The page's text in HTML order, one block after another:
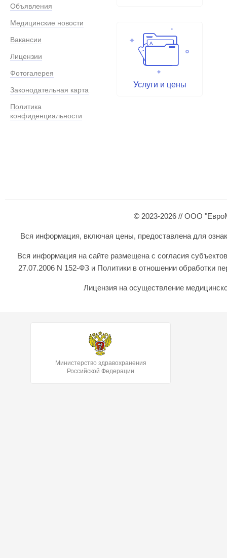
Объявления
Медицинские новости
Вакансии
Лицензии
Фотогалерея
Законодательная карта
Политика
конфиденциальности
Услуги и цены
© 2023-2026 // ООО
Вся информация, включая цены, предоставлена для
Вся информация на сайте размещена с согласия
27.07.2006 N 152-ФЗ и Политики в отношении обработки
Лицензия на осуществление
Министерство здравохранения
Российской Федерации